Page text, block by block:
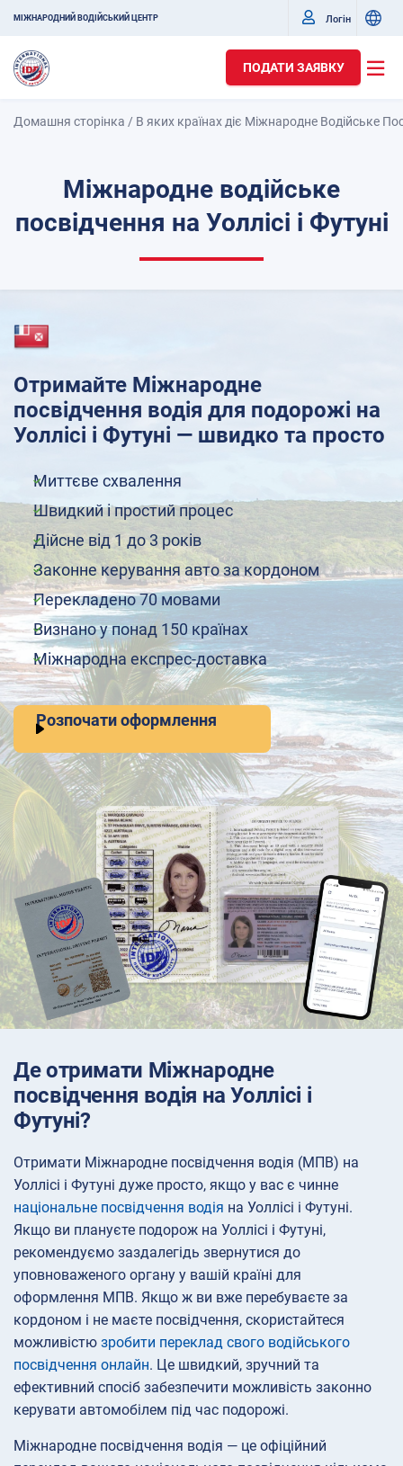
МІЖНАРОДНИЙ ВОДІЙСЬКИЙ ЦЕНТР Логін
ПОДАТИ ЗАЯВКУ
Домашня сторінка / В яких країнах діє Міжнародне Водійське
Міжнародне водійське
посвідчення на Уоллісі і Футуні
Отримайте Міжнародне
посвідчення водія для подорожі на
Уоллісі і Футуні — швидко та просто
Миттєве схвалення
Швидкий і простий процес
Дійсне від 1 до 3 років
Законне керування авто за кордоном
Перекладено 70 мовами
Визнано у понад 150 країнах
Міжнародна експрес-доставка
Розпочати оформлення
Де отримати Міжнародне
посвідчення водія на Уоллісі і
Футуні?
Отримати Міжнародне посвідчення водія (МПВ) на
Уоллісі і Футуні дуже просто, якщо у вас є чинне
національне посвідчення водія на Уоллісі і Футуні.
Якщо ви плануєте подорож на Уоллісі і Футуні,
рекомендуємо заздалегідь звернутися до
уповноваженого органу у вашій країні для
оформлення МПВ. Якщо ж ви вже перебуваєте за
кордоном і не маєте посвідчення, скористайтеся
можливістю зробити переклад свого водійського
посвідчення онлайн. Це швидкий, зручний та
ефективний спосіб забезпечити можливість законно
керувати автомобілем під час подорожі.
Міжнародне посвідчення водія — це офіційний